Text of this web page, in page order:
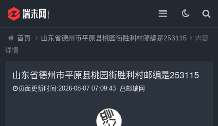
首页 山东省德州市平原县桃园街胜利村邮编是253115
内容
详情
山东省德州市平原县桃园街胜利村邮编是253115
页面更新时间:2026-08-07 07:09:43 邮编网